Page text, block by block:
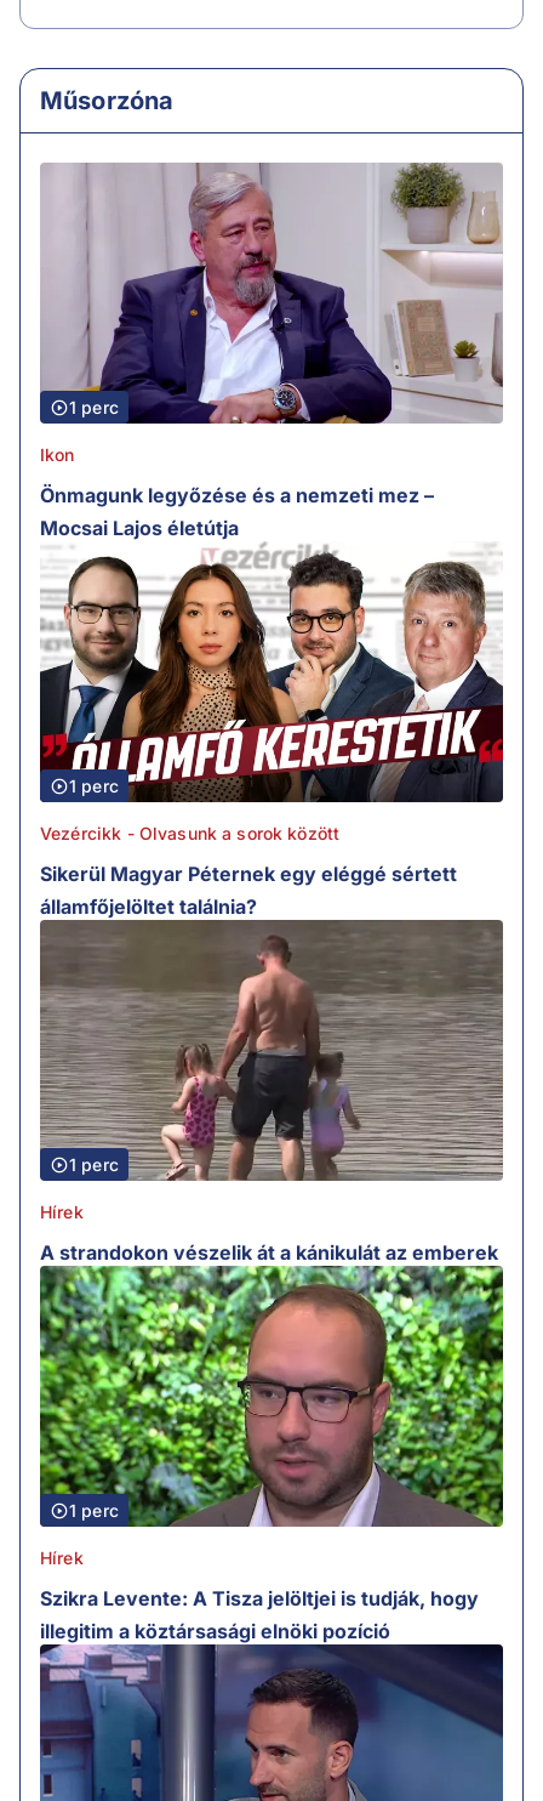
Műsorzóna
1 perc
Ikon
Önmagunk legyőzése és a nemzeti mez –
Mocsai Lajos életútja
1 perc
Vezércikk - Olvasunk a sorok között
Sikerül Magyar Péternek egy eléggé sértett
államfőjelöltet találnia?
1 perc
Hírek
A strandokon vészelik át a kánikulát az emberek
1 perc
Hírek
Szikra Levente: A Tisza jelöltjei is tudják, hogy
illegitim a köztársasági elnöki pozíció